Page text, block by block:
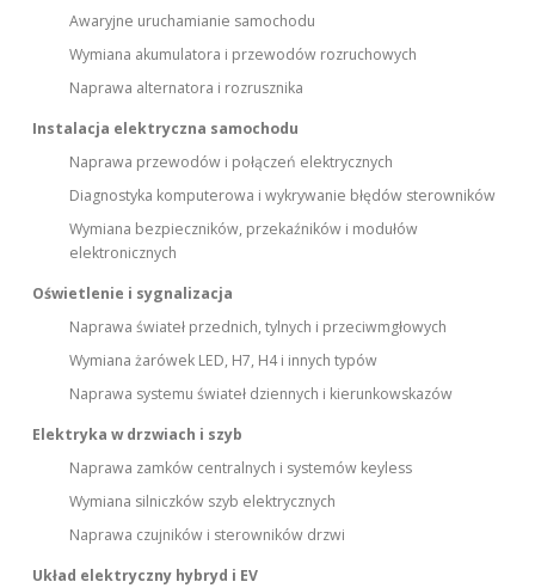
Awaryjne uruchamianie samochodu
Wymiana akumulatora i przewodów rozruchowych
Naprawa alternatora i rozrusznika
Instalacja elektryczna samochodu
Naprawa przewodów i połączeń elektrycznych
Diagnostyka komputerowa i wykrywanie błędów sterowników
Wymiana bezpieczników, przekaźników i modułów
elektronicznych
Oświetlenie i sygnalizacja
Naprawa świateł przednich, tylnych i przeciwmgłowych
Wymiana żarówek LED, H7, H4 i innych typów
Naprawa systemu świateł dziennych i kierunkowskazów
Elektryka w drzwiach i szyb
Naprawa zamków centralnych i systemów keyless
Wymiana silniczków szyb elektrycznych
Naprawa czujników i sterowników drzwi
Układ elektryczny hybryd i EV